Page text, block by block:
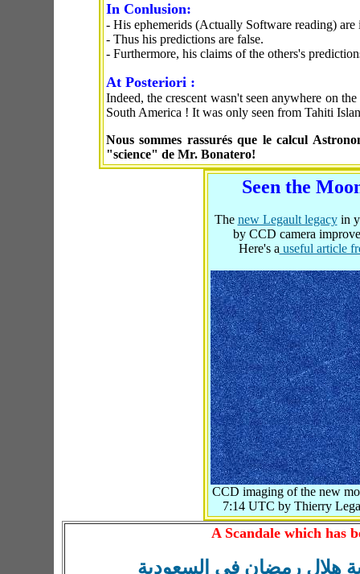
In Conlusion:
- His ephemerids (Actually Software reading) are
- Thus his predictions are false.
- Furthermore, his claims of the others's
At Posteriori :
Indeed, the crescent wasn't seen anywhere on
South America ! It was only seen from Tahiti
Nous sommes rassurés que le calcul
"science" de Mr. Bonatero!
Seen the
The new Legault legacyin
by CCD camera
Here's a useful article
CCD imaging of the new
7:14 UTC by Thierry
A Scandale which has
هلال رمضان في السعودية